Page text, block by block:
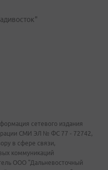
сетевого издания
СМИ ЭЛ № ФС 77 - 72742,
в сфере связи,
коммуникаций
ООО "Дальневосточный